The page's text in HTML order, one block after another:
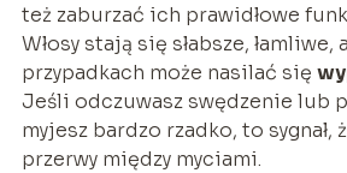
też zaburzać ich prawidłowe
Włosy stają się słabsze, łamliwe,
przypadkach może nasilać się
Jeśli odczuwasz swędzenie lub
myjesz bardzo rzadko, to sygnał,
przerwy między myciami.